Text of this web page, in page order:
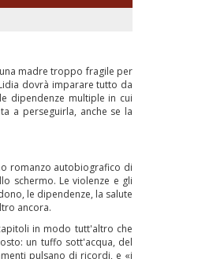
madre troppo fragile per
dovrà imparare tutto da
dipendenze multiple in cui
a perseguirla, anche se la
romanzo autobiografico di
schermo. Le violenze e gli
le dipendenze, la salute
ancora.
in modo tutt'altro che
un tuffo sott'acqua, del
pulsano di ricordi, e «i